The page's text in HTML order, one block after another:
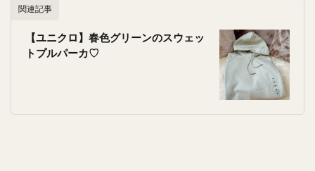
関連記事
【ユニクロ】春色グリーンのスウェッ
トプルパーカ♡